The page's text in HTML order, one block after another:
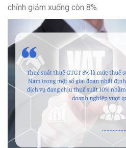
chỉnh giảm xuống còn 8%.